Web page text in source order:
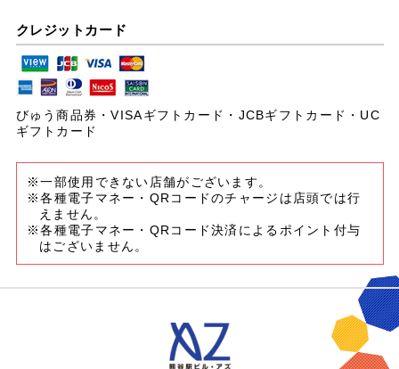
クレジットカード
びゅう商品券・VISAギフトカード・JCBギフトカード・UC
ギフトカード
※一部使用できない店舗がございます。
※各種電子マネー・QRコードのチャージは店頭では行
えません。
※各種電子マネー・QRコード決済によるポイント付与
はございません。